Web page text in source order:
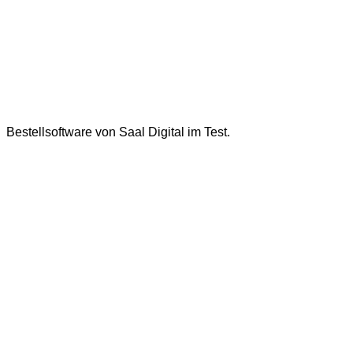
Bestellsoftware von Saal Digital im Test.